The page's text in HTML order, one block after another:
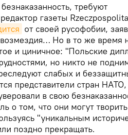
требуют
газеты Rzeczpospolita
от своей русофобии,
Но в то же время
и циничное: "Польские
но никто не
слабых и
представители стран
в свою
о том, что они могут
"уникальным
поздно прекращать.